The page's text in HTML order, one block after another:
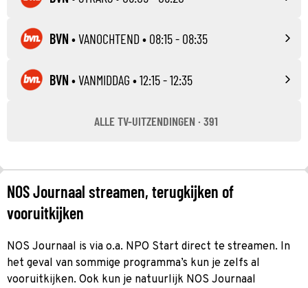
BVN •VANOCHTEND • 08:15 - 08:35
BVN •VANMIDDAG • 12:15 - 12:35
ALLE TV-UITZENDINGEN · 391
NOS Journaal streamen, terugkijken of
vooruitkijken
NOS Journaal is via o.a. NPO Start direct te streamen. In
het geval van sommige programma’s kun je zelfs al
vooruitkijken. Ook kun je natuurlijk NOS Journaal